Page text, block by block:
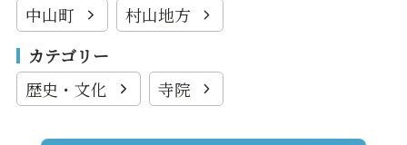
中山町
村山地方
カテゴリー
歴史・文化
寺院